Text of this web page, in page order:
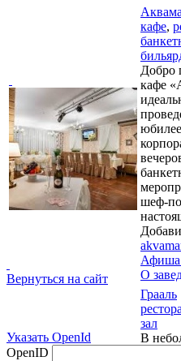
Вернуться на сайт
Указать OpenId
OpenID
кафе,
Добро
кафе
шеф-
Афиша
О
Грааль
зал
В